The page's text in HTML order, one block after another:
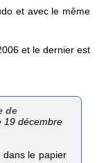
et avec le même
et le dernier est
de
19 décembre
le papier